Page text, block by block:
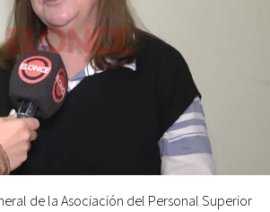
de la Asociación del Personal Superior